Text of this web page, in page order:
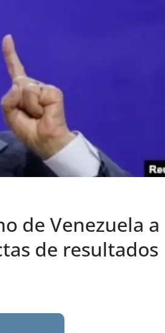
de Venezuela a
de resultados